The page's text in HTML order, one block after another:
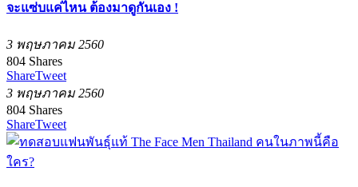
จะแซ่บแค่ไหน ต้องมาดูกันเอง !
3 พฤษภาคม 2560
804 Shares
ShareTweet
3 พฤษภาคม 2560
804 Shares
ShareTweet